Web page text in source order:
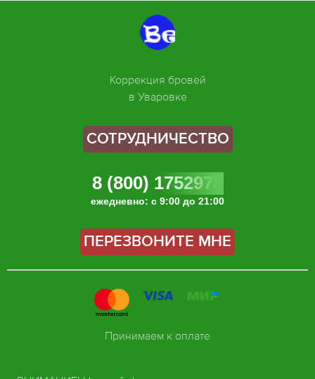
Коррекция бровей
в Уваровке
СОТРУДНИЧЕСТВО
8 (800) 1752978
ежедневно: с 9:00 до 21:00
ПЕРЕЗВОНИТЕ МНЕ
Принимаем к оплате